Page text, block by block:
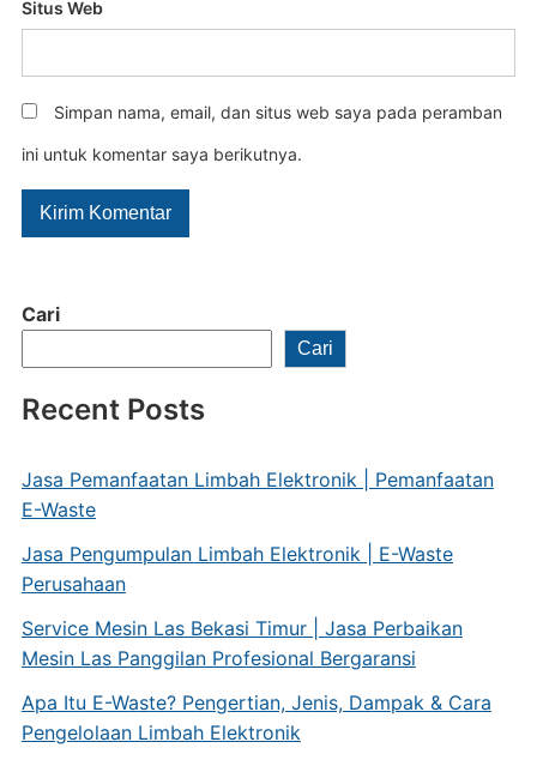
Cari
Cari
Recent Posts
Jasa Pemanfaatan Limbah Elektronik | Pemanfaatan
E-Waste
Jasa Pengumpulan Limbah Elektronik | E-Waste
Perusahaan
Service Mesin Las Bekasi Timur | Jasa Perbaikan
Mesin Las Panggilan Profesional Bergaransi
Apa Itu E-Waste? Pengertian, Jenis, Dampak & Cara
Pengelolaan Limbah Elektronik
Situs Web
Simpan nama, email, dan situs web saya pada peramban
ini untuk komentar saya berikutnya.